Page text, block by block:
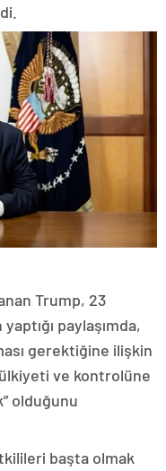
Trump, 23
paylaşımda,
gerektiğine ilişkin
ve kontrolüne
olduğunu
başta olmak